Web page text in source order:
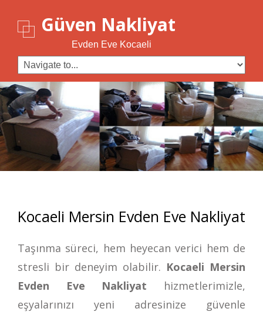
Güven Nakliyat
Evden Eve Kocaeli
Kocaeli Mersin Evden Eve Nakliyat
Taşınma süreci, hem heyecan verici hem de
stresli bir deneyim olabilir. Kocaeli Mersin
Evden Eve Nakliyat hizmetlerimizle,
eşyalarınızı yeni adresinize güvenle